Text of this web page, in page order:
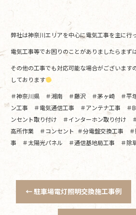
弊社は神奈川エリアを中心に電気工事を主に行
電気工事等でお困りのことがありましたらまず
その他の工事でも対応可能な場合がございます
しております
＃神奈川県 ＃湘南 ＃藤沢 ＃茅ヶ崎 ＃平
ン工事 ＃電気通信工事 ＃アンテナ工事 ＃
ンセント取り付け ＃インターホン取り付け
高所作業 ＃コンセント ＃分電盤交換工事
事 ＃太陽光パネル ＃通信基地局工事 ＃除
← 駐車場電灯照明交換施工事例